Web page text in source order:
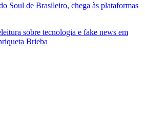
Soul de Brasileiro, chega às plataformas
sobre tecnologia e fake news em
Brieba